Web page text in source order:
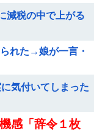
減税の中で上がる
れた→娘が一言・
気付いてしまった
感「辞令１枚